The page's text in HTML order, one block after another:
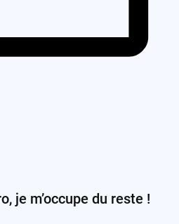
je m’occupe du reste !